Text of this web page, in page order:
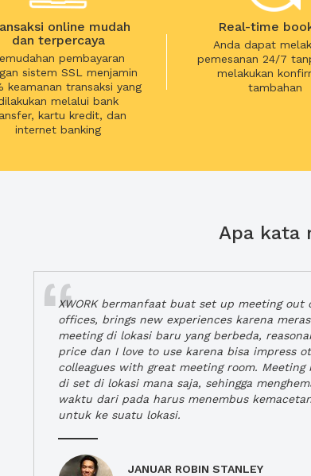
online mudah
dan terpercaya
pembayaran
sistem SSL menjamin
keamanan transaksi yang
melalui bank
kartu kredit, dan
internet banking
Real-time
Anda dapat
pemesanan 24/7
melakukan
tambahan
Apa kata
XWORK bermanfaat buat set up meeting out
offices, brings new experiences karena
meeting di lokasi baru yang berbeda,
price dan I love to use karena bisa impress
colleagues with great meeting room. Meeting
di set di lokasi mana saja, sehingga
waktu dari pada harus menembus
untuk ke suatu lokasi.
JANUAR ROBIN STANLEY